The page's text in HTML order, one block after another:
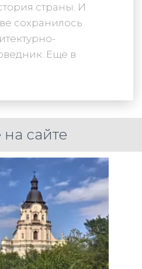
страны. И
сохранилось
Ещё в
сайте